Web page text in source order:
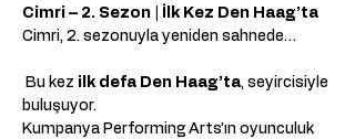
Cimri – 2. Sezon | İlk Kez Den Haag’ta
Cimri, 2. sezonuyla yeniden sahnede…
Bu kez ilk defa Den Haag’ta, seyircisiyle
buluşuyor.
Kumpanya Performing Arts’ın oyunculuk